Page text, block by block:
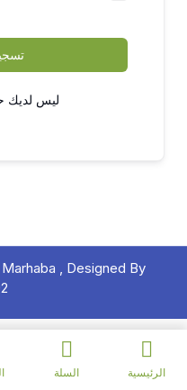
ليس لديك
, Designed By
الرئيسية السلة